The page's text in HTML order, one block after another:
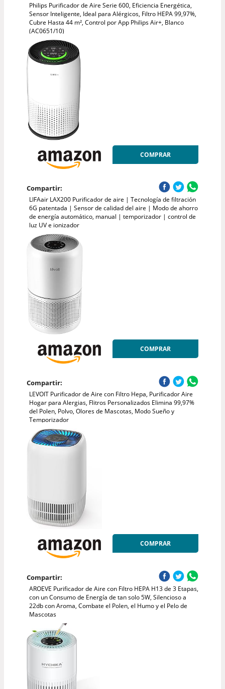
Philips Purificador de Aire Serie 600, Eficiencia Energética,
Sensor Inteligente, Ideal para Alérgicos, Filtro HEPA 99,97%,
Cubre Hasta 44 m², Control por App Philips Air+, Blanco
(AC0651/10)
COMPRAR
Compartir:
LIFAair LAX200 Purificador de aire | Tecnología de filtración
6G patentada | Sensor de calidad del aire | Modo de ahorro
de energía automático, manual | temporizador | control de
luz UV e ionizador
COMPRAR
Compartir:
LEVOIT Purificador de Aire con Filtro Hepa, Purificador Aire
Hogar para Alergias, Flitros Personalizados Elimina 99,97%
del Polen, Polvo, Olores de Mascotas, Modo Sueño y
Temporizador
COMPRAR
Compartir:
AROEVE Purificador de Aire con Filtro HEPA H13 de 3 Etapas,
con un Consumo de Energía de tan solo 5W, Silencioso a
22db con Aroma, Combate el Polen, el Humo y el Pelo de
Mascotas